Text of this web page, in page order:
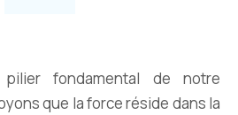
fondamental de notre
que la force réside dans la